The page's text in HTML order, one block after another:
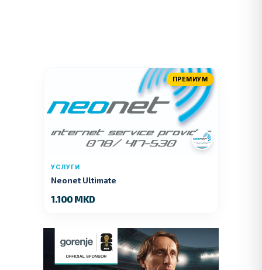
ПРЕМИУМ
УСЛУГИ
Neonet Ultimate
1.100 MKD